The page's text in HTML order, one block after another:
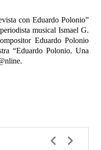
con Eduardo Polonio”
musical Ismael G.
Eduardo Polonio
“Eduardo Polonio. Una
Paginación